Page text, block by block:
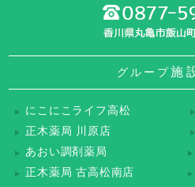
グループ施
にこにこライフ高松
正木薬局 川原店
あおい調剤薬局
正木薬局 古高松南店